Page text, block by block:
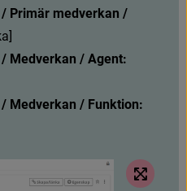
Primär medverkan /
Medverkan / Agent:
Medverkan / Funktion:
Visa